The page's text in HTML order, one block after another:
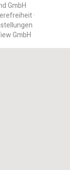
GmbH
GmbH